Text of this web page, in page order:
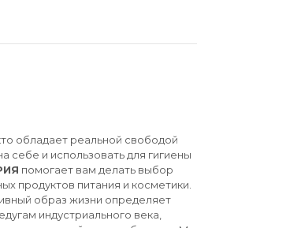
обладает реальной свободой
себе и использовать для гигиены
помогает вам делать выбор
продуктов питания и косметики.
образ жизни определяет
индустриального века,